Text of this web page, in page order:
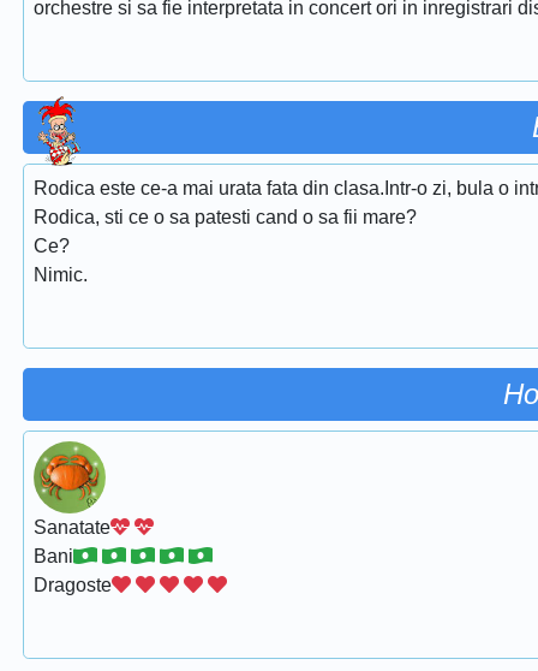
orchestre si sa fie interpretata in concert ori in inregistrari
Rodica este ce-a mai urata fata din clasa.Intr-o zi, bula o
Rodica, sti ce o sa patesti cand o sa fii mare?
Ce?
Nimic.
Sanatate
Bani
Dragoste